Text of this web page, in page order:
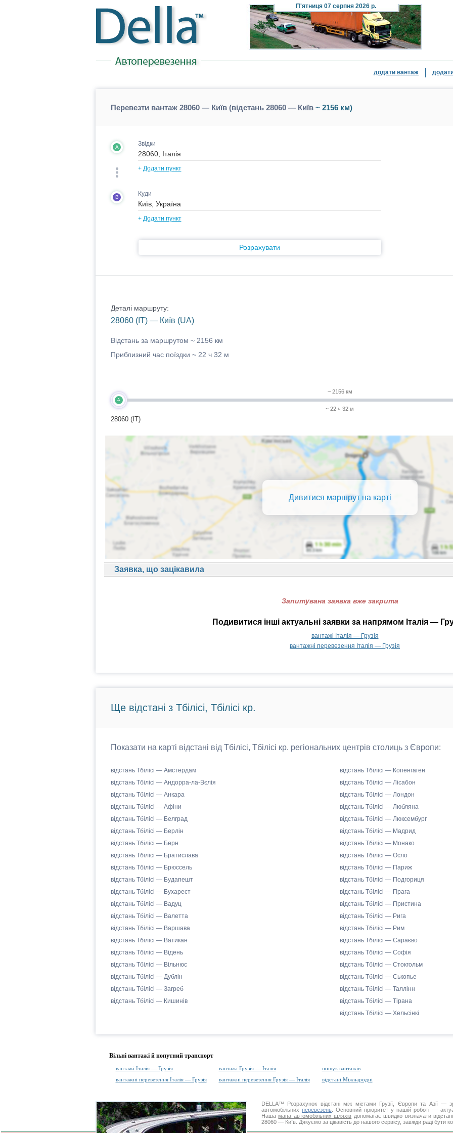
П'ятниця07 серпня 2026 р.
додати вантаж
Перевезти вантаж 28060 — Київ (відстань 28060 — Київ~ 2156 км)
A Звідки
+ Додати пункт
B Куди
+ Додати пункт
Розрахувати
Деталі маршруту:
28060 (IT) — Київ (UA)
Відстань за маршрутом ~ 2156 км
Приблизний час поїздки ~ 22 ч 32 м
A
28060 (IT)
~ 2156 км
~ 22 ч 32 м
Дивитися маршрут на карті
Заявка, що зацікавила
Запитувана заявка вже закрита
Подивитися інші актуальні заявки за напрямом Італія —
вантажі Італія — Грузія
вантажні перевезення Італія — Грузія
Ще відстані з Тбілісі, Тбілісі кр.
Показати на карті відстані від Тбілісі, Тбілісі кр. регіональних центрів столиць з Європи:
відстань Тбілісі — Амстердам
відстань Тбілісі — Андорра-ла-Вєлія
відстань Тбілісі — Анкара
відстань Тбілісі — Афіни
відстань Тбілісі — Белград
відстань Тбілісі — Берлін
відстань Тбілісі — Берн
відстань Тбілісі — Братислава
відстань Тбілісі — Брюссель
відстань Тбілісі — Будапешт
відстань Тбілісі — Бухарест
відстань Тбілісі — Вадуц
відстань Тбілісі — Валетта
відстань Тбілісі — Варшава
відстань Тбілісі — Ватикан
відстань Тбілісі — Відень
відстань Тбілісі — Вільнюс
відстань Тбілісі — Дублін
відстань Тбілісі — Загреб
відстань Тбілісі — Кишинів
відстань Тбілісі — Копенгаген
відстань Тбілісі — Лісабон
відстань Тбілісі — Лондон
відстань Тбілісі — Любляна
відстань Тбілісі — Люксембург
відстань Тбілісі — Мадрид
відстань Тбілісі — Монако
відстань Тбілісі — Осло
відстань Тбілісі — Париж
відстань Тбілісі — Подгориця
відстань Тбілісі — Прага
відстань Тбілісі — Пристина
відстань Тбілісі — Рига
відстань Тбілісі — Рим
відстань Тбілісі — Сараєво
відстань Тбілісі — Софія
відстань Тбілісі — Стокгольм
відстань Тбілісі — Ськопье
відстань Тбілісі — Таллінн
відстань Тбілісі — Тірана
відстань Тбілісі — Хельсінкі
Вільні вантажі й попутний транспорт
вантажі Італія — Грузія вантажі Грузія — Італія
пошук вантажів
вантажні перевезення Італія — Грузія
вантажні перевезення Грузія — Італія відстані Міжнародні
DELLA™ Розрахунок відстаніміж містами Грузії, Європи та Азії —
автомобільнихперевезень . Основний пріоритет у нашій роботі —
Нашамапа автомобільних шляхів допомагає швидко визначати
28060 — Київ. Дякуємо за цікавість до нашого сервісу, завжди раді бути